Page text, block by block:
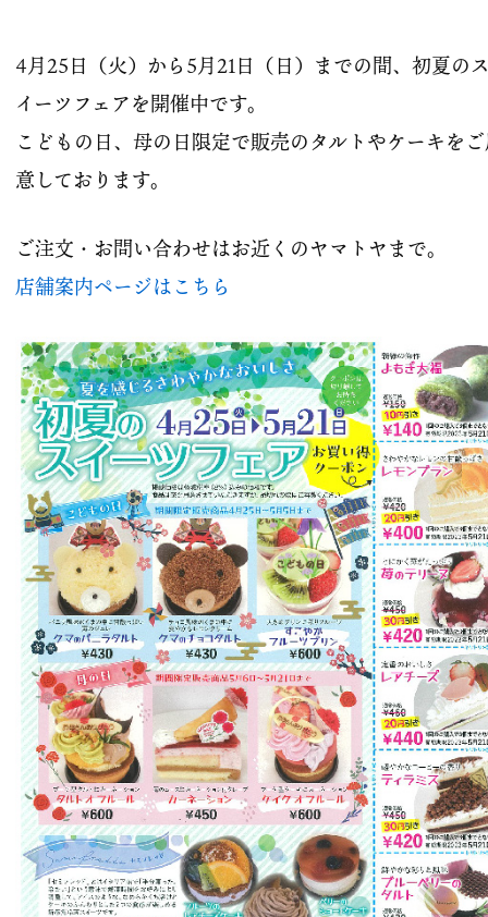
4月25日（火）から5月21日（日）までの間、初夏の
イーツフェアを開催中です。
こどもの日、母の日限定で販売のタルトやケーキを
意しております。
ご注文・お問い合わせはお近くのヤマトヤまで。
店舗案内ページはこちら